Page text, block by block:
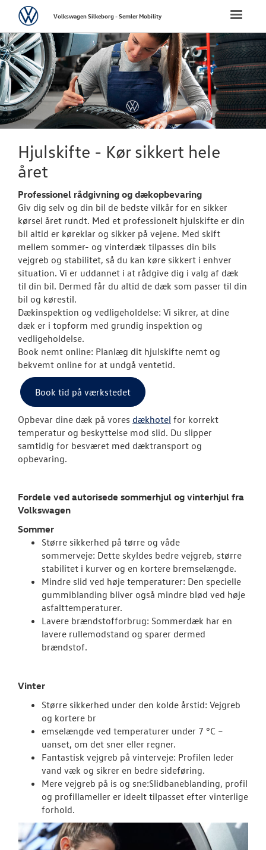
FORSIDE
NYE
NYE VAREBILER
BRUGTE BILER
Bestil tid på
Koncepter og
Volkswagen
Service 5+ til
Volkswagen
VW Connect
Tjekvik
Hjulskifte
Hjulskifte
SKADECENTER
OM OS
JOB OG
Toggle
VolkswagenVolkswagen Silkeborg - Semler Mobility
Hjulskifte - Kør sikkert hele
året
Professionel rådgivning og dækopbevaring
Giv dig selv og din bil de bedste vilkår for en sikker
kørsel året rundt. Med et professionelt hjulskifte er din
bil altid er køreklar og sikker på vejene. Med skift
mellem sommer- og vinterdæk tilpasses din bils
vejgreb og stabilitet, så du kan køre sikkert i enhver
situation. Vi er uddannet i at rådgive dig i valg af dæk
til din bil. Dermed får du altid de dæk som passer til din
bil og kørestil.
Dækinspektion og vedligeholdelse: Vi sikrer, at dine
dæk er i topform med grundig inspektion og
vedligeholdelse.
Book nemt online: Planlæg dit hjulskifte nemt og
bekvemt online for at undgå ventetid.
Book tid på værkstedet
Opbevar dine dæk på vores dækhotel for korrekt
temperatur og beskyttelse mod slid. Du slipper
samtidig for besværet med dæktransport og
opbevaring.
Fordele ved autorisede sommerhjul og vinterhjul fra
Volkswagen
Sommer
Større sikkerhed på tørre og våde
sommerveje: Dette skyldes bedre vejgreb, større
stabilitet i kurver og en kortere bremselængde.
Mindre slid ved høje temperaturer: Den specielle
gummiblanding bliver også mindre blød ved høje
asfalttemperaturer.
Lavere brændstofforbrug: Sommerdæk har en
lavere rullemodstand og sparer dermed
brændstof.
Vinter
Større sikkerhed under den kolde årstid: Vejgreb
og kortere br
emselængde ved temperaturer under 7 °C –
uanset, om det sner eller regner.
Fantastisk vejgreb på vinterveje: Profilen leder
vand væk og sikrer en bedre sideføring.
Mere vejgreb på is og sne:Slidbaneblanding, profil
og profillameller er ideelt tilpasset efter vinterlige
forhold.